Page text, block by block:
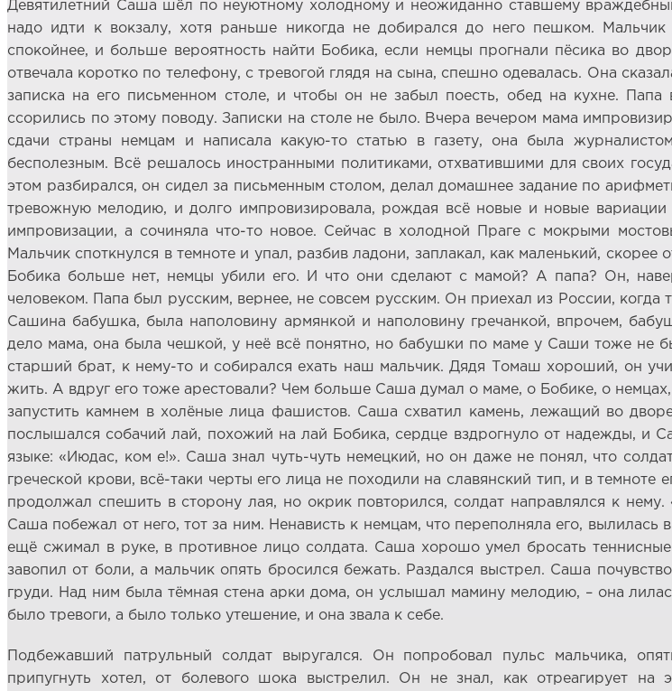
Девятилетний Саша шёл по неуютному холодному и неожиданно ставшему
надо идти к вокзалу, хотя раньше никогда не добирался до него пешком.
спокойнее, и больше вероятность найти Бобика, если немцы прогнали пёсика во
отвечала коротко по телефону, с тревогой глядя на сына, спешно одевалась. Она
записка на его письменном столе, и чтобы он не забыл поесть, обед на кухне.
ссорились по этому поводу. Записки на столе не было. Вчера вечером мама
сдачи страны немцам и написала какую-то статью в газету, она была
бесполезным. Всё решалось иностранными политиками, отхватившими для своих
этом разбирался, он сидел за письменным столом, делал домашнее задание по
тревожную мелодию, и долго импровизировала, рождая всё новые и новые
импровизации, а сочиняла что-то новое. Сейчас в холодной Праге с мокрыми
Мальчик споткнулся в темноте и упал, разбив ладони, заплакал, как маленький,
Бобика больше нет, немцы убили его. И что они сделают с мамой? А папа? Он,
человеком. Папа был русским, вернее, не совсем русским. Он приехал из России,
Сашина бабушка, была наполовину армянкой и наполовину гречанкой, впрочем,
дело мама, она была чешкой, у неё всё понятно, но бабушки по маме у Саши тоже не
старший брат, к нему-то и собирался ехать наш мальчик. Дядя Томаш хороший, он
жить. А вдруг его тоже арестовали? Чем больше Саша думал о маме, о Бобике, о
запустить камнем в холёные лица фашистов. Саша схватил камень, лежащий во
послышался собачий лай, похожий на лай Бобика, сердце вздрогнуло от надежды, и
языке: «Июдас, ком е!». Саша знал чуть-чуть немецкий, но он даже не понял, что
греческой крови, всё-таки черты его лица не походили на славянский тип, и в
продолжал спешить в сторону лая, но окрик повторился, солдат направлялся к
Саша побежал от него, тот за ним. Ненависть к немцам, что переполняла его,
ещё сжимал в руке, в противное лицо солдата. Саша хорошо умел бросать
завопил от боли, а мальчик опять бросился бежать. Раздался выстрел. Саша
груди. Над ним была тёмная стена арки дома, он услышал мамину мелодию, – она
было тревоги, а было только утешение, и она звала к себе.
Подбежавший патрульный солдат выругался. Он попробовал пульс мальчика,
припугнуть хотел, от болевого шока выстрелил. Он не знал, как отреагирует